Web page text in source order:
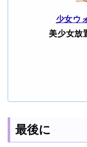
少女ウ
美少女放
最後に